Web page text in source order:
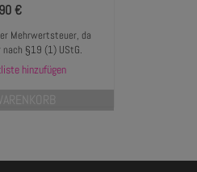
€
Mehrwertsteuer, da
nach §19 (1) UStG.
hinzufügen